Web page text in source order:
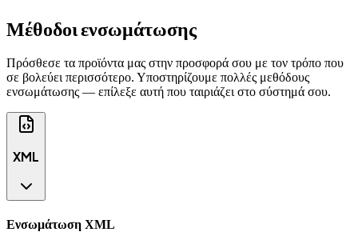
Μέθοδοι ενσωμάτωσης
Πρόσθεσε τα προϊόντα μας στην προσφορά σου με τον τρόπο που
σε βολεύει περισσότερο. Υποστηρίζουμε πολλές μεθόδους
ενσωμάτωσης — επίλεξε αυτή που ταιριάζει στο σύστημά σου.
XML
Ενσωμάτωση XML